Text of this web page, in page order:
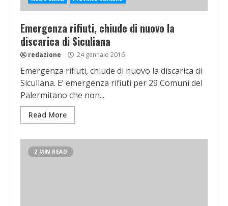
Emergenza rifiuti, chiude di nuovo la
discarica di Siculiana
redazione 24 gennaio 2016
Emergenza rifiuti, chiude di nuovo la discarica di
Siculiana. E’ emergenza rifiuti per 29 Comuni del
Palermitano che non...
Read More
2 MIN READ